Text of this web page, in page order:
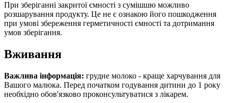
При зберіганні закритої ємності з сумішшю можливо
розшарування продукту. Це не є ознакою його пошкодження
при умові збереження герметичності ємності та дотримання
умов зберігання.
Вживання
Важлива інформація: грудне молоко - краще харчування для
Вашого малюка. Перед початком годування дитини до 1 року
необхідно обов'язково проконсультуватися з лікарем.